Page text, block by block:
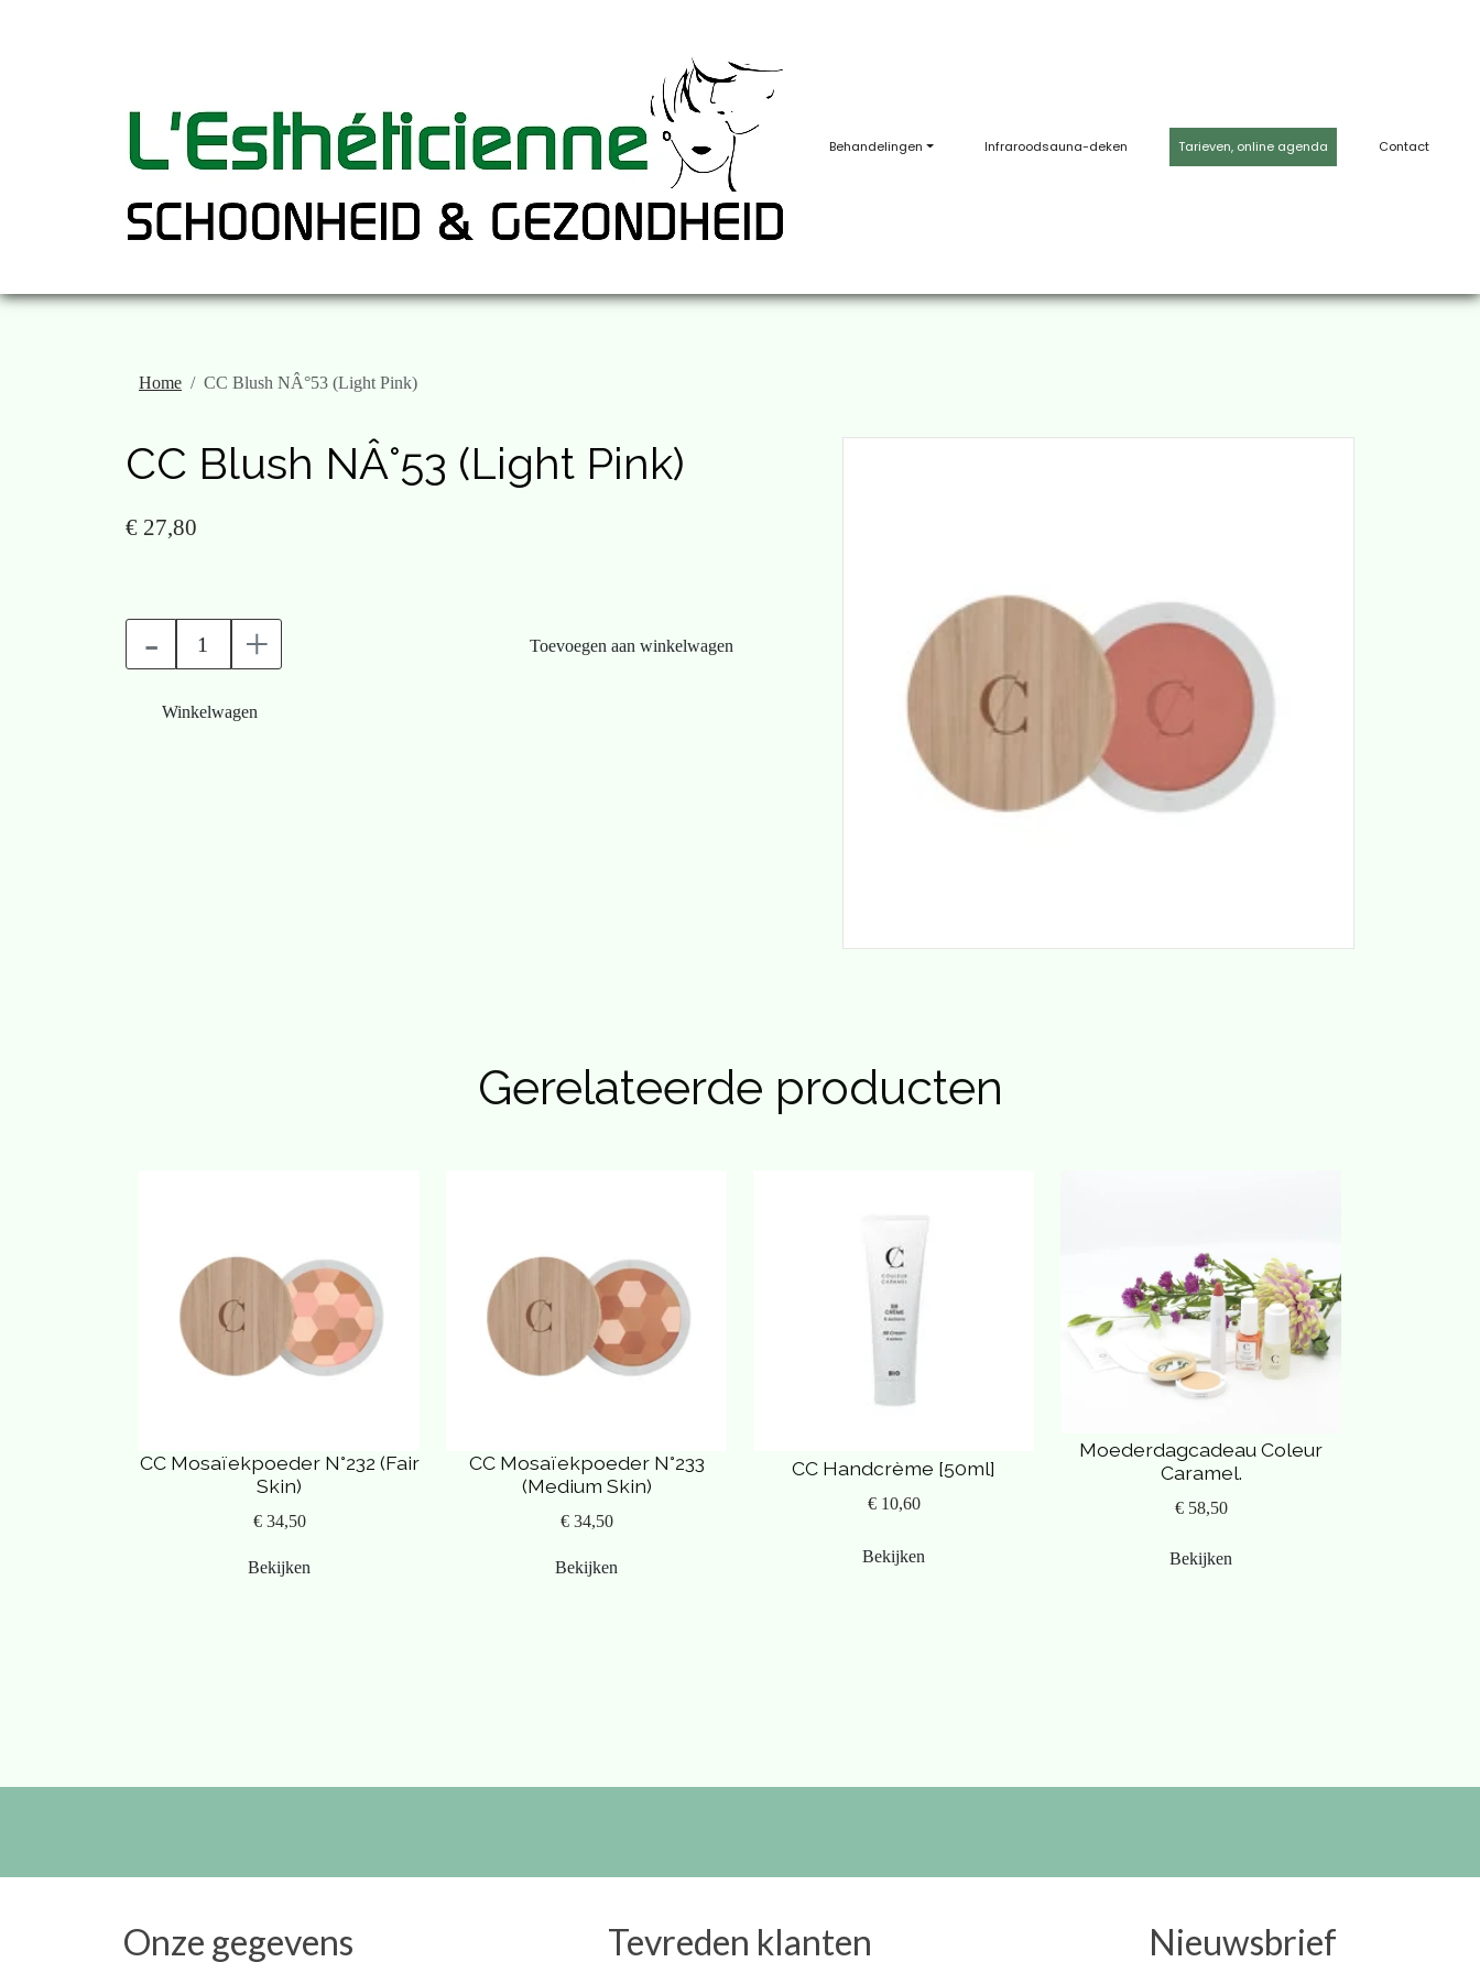
Behandelingen Infraroodsauna-deken Tarieven, online agenda Contact
Home CC Blush NÂ°53 (Light Pink)
CC Blush NÂ°53 (Light Pink)
€ 27,80
- + Toevoegen aan winkelwagen
Winkelwagen
Gerelateerde producten
CC Mosaïekpoeder N°232 (Fair
Skin)
€ 34,50
Bekijken
CC Mosaïekpoeder N°233
(Medium Skin)
€ 34,50
Bekijken
CC Handcrème [50ml]
€ 10,60
Bekijken
Moederdagcadeau Coleur
Caramel.
€ 58,50
Bekijken
Onze gegevens Tevreden klanten Nieuwsbrief